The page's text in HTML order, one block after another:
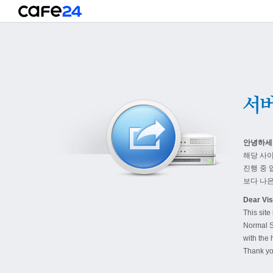
안녕하
해당 사
진행 중
보다 나
Dear
This site
Normal
with the
Thank